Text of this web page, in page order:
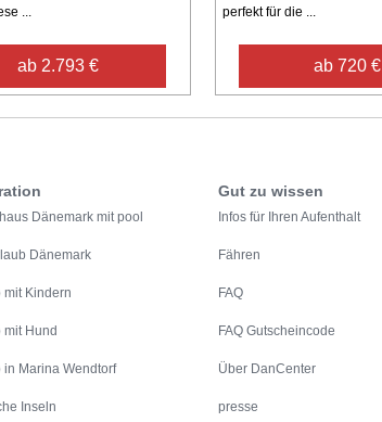
...
ab 2.793 €
perfekt für die ...
ab 720 €
Dänemark mit pool
Dänemark
mit Kindern
mit Hund
in Marina Wendtorf
Inseln
Gut zu wissen
Infos für Ihren Aufenthalt
Fähren
FAQ
FAQ Gutscheincode
Über DanCenter
presse